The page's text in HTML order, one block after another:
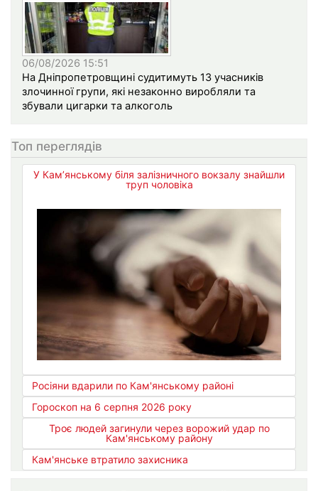
06/08/2026 15:51
На Дніпропетровщині судитимуть 13 учасників
злочинної групи, які незаконно виробляли та
збували цигарки та алкоголь
Топ переглядів
У Кам’янському біля залізничного вокзалу знайшли
труп чоловіка
Росіяни вдарили по Кам'янському районі
Гороскоп на 6 серпня 2026 року
Троє людей загинули через ворожий удар по
Кам'янському району
Кам'янське втратило захисника